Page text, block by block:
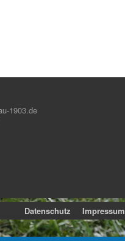
1903.de
Datenschutz Impressum